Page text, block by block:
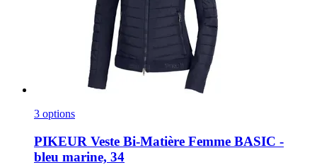
3 options
PIKEUR Veste Bi-​Matière Femme BASIC -​
bleu marine, 34